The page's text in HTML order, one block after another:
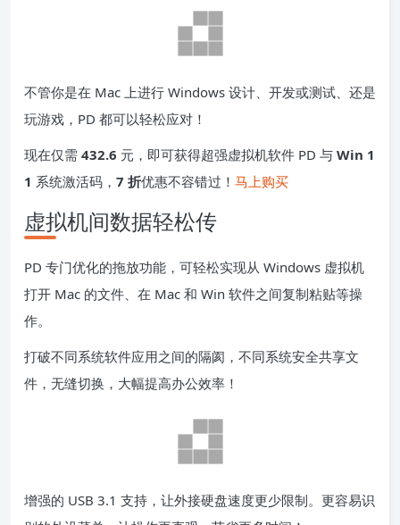
不管你是在 Mac 上进行 Windows 设计、开发或测试、还是
玩游戏，PD 都可以轻松应对！
现在仅需 432.6 元，即可获得超强虚拟机软件 PD 与 Win 1
1 系统激活码， 7 折优惠不容错过！ 马上购买
虚拟机间数据轻松传
PD 专门优化的拖放功能，可轻松实现从 Windows 虚拟机
打开 Mac 的文件、在 Mac 和 Win 软件之间复制粘贴等操
作。
打破不同系统软件应用之间的隔阂，不同系统安全共享文
件，无缝切换，大幅提高办公效率！
增强的 USB 3.1 支持，让外接硬盘速度更少限制。更容易识